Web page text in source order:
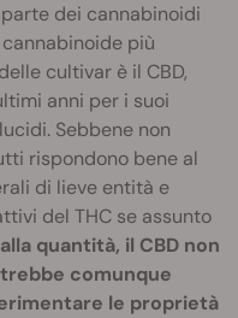
dei cannabinoidi
più
cultivar è il CBD,
anni per i suoi
Sebbene non
rispondono bene al
di lieve entità e
del THC se assunto
quantità, il CBD non
comunque
le proprietà